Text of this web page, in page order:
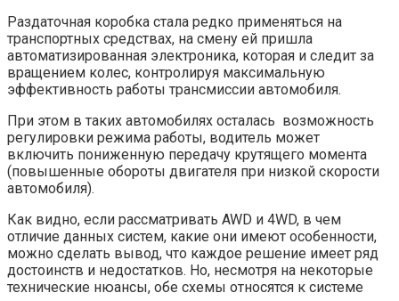
Раздаточная коробка стала редко применяться на
транспортных средствах, на смену ей пришла
автоматизированная электроника, которая и следит за
вращением колес, контролируя максимальную
эффективность работы трансмиссии автомобиля.
При этом в таких автомобилях осталась возможность
регулировки режима работы, водитель может
включить пониженную передачу крутящего момента
(повышенные обороты двигателя при низкой скорости
автомобиля).
Как видно, если рассматривать AWD и 4WD, в чем
отличие данных систем, какие они имеют особенности,
можно сделать вывод, что каждое решение имеет ряд
достоинств и недостатков. Но, несмотря на некоторые
технические нюансы, обе схемы относятся к системе